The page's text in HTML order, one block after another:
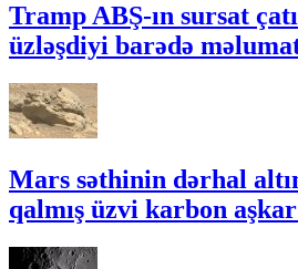
Tramp ABŞ-ın sursat
üzləşdiyi barədə
Mars səthinin dərhal
qalmış üzvi karbon